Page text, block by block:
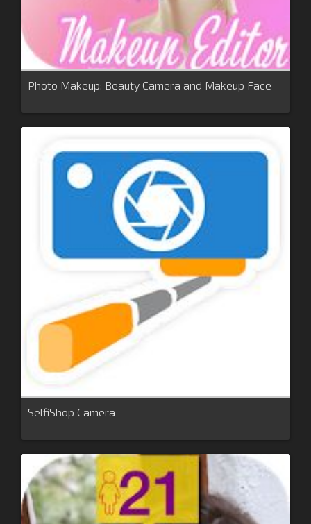
Photo Makeup: Beauty Camera and Makeup Face
SelfiShop Camera